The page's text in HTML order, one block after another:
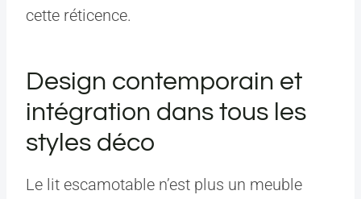
cette réticence.
Design contemporain et
intégration dans tous les
styles déco
Le lit escamotable n’est plus un meuble